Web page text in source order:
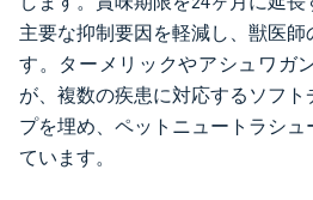
主要な抑制要因を軽減し、獣医師
す。ターメリックやアシュワガ
が、複数の疾患に対応するソフ
プを埋め、ペットニュートラシ
ています。